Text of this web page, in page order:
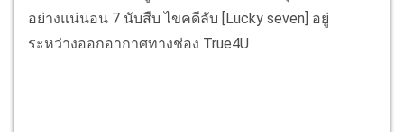
อย่างแน่นอน 7 นับสืบ ไขคดีลับ [Lucky seven] อยู่
ระหว่างออกอากาศทางช่อง True4U